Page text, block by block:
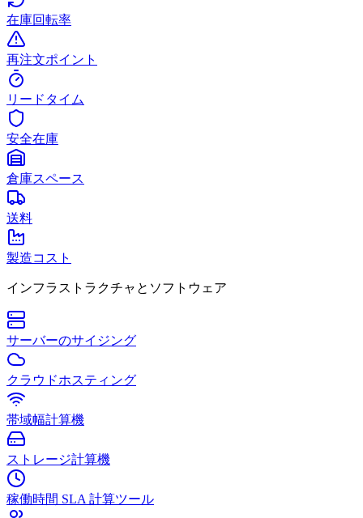
在庫回転率
再注文ポイント
リードタイム
安全在庫
倉庫スペース
送料
製造コスト
インフラストラクチャとソフトウェア
サーバーのサイジング
クラウドホスティング
帯域幅計算機
ストレージ計算機
稼働時間 SLA 計算ツール